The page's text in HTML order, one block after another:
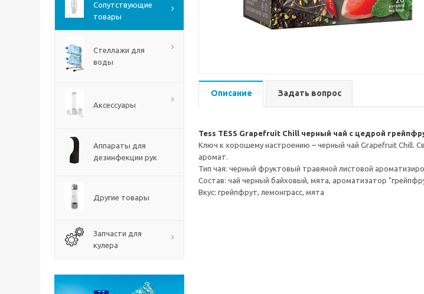
Сопутствующие
товары
Стеллажи для
воды
Аксессуары
Аппараты для
дезинфекции рук
Другие товары
Запчасти для
кулера
Описание Задать вопрос
Tess TESS Grapefruit Chill черный чай с цедрой
Ключ к хорошему настроению – черный чай Grapefruit Chill.
аромат.
Тип чая: черный фруктовый травяной листовой
Состав: чай черный байховый, мята, ароматизатор
Вкус: грейпфрут, лемонграсс, мята